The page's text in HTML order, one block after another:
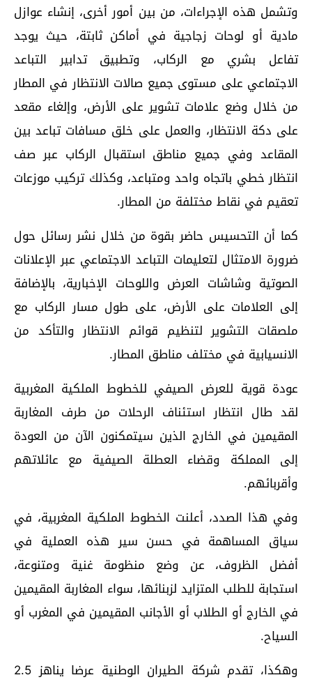
وتشمل هذه الإجراءات، من بين أمور أخرى، إنشاء عوازل
مادية أو لوحات زجاجية في أماكن ثابتة، حيث يوجد
تفاعل بشري مع الركاب، وتطبيق تدابير التباعد
الاجتماعي على مستوى جميع صالات الانتظار في المطار
من خلال وضع علامات تشوير على الأرض، وإلغاء مقعد
على دكة الانتظار، والعمل على خلق مسافات تباعد بين
المقاعد وفي جميع مناطق استقبال الركاب عبر صف
انتظار خطي باتجاه واحد ومتباعد، وكذلك تركيب موزعات
تعقيم في نقاط مختلفة من المطار.
كما أن التحسيس حاضر بقوة من خلال نشر رسائل حول
ضرورة الامتثال لتعليمات التباعد الاجتماعي عبر الإعلانات
الصوتية وشاشات العرض واللوحات الإخبارية، بالإضافة
إلى العلامات على الأرض، على طول مسار الركاب مع
ملصقات التشوير لتنظيم قوائم الانتظار والتأكد من
الانسيابية في مختلف مناطق المطار.
عودة قوية للعرض الصيفي للخطوط الملكية المغربية
لقد طال انتظار استئناف الرحلات من طرف المغاربة
المقيمين في الخارج الذين سيتمكنون الآن من العودة
إلى المملكة وقضاء العطلة الصيفية مع عائلاتهم
وأقربائهم.
وفي هذا الصدد، أعلنت الخطوط الملكية المغربية، في
سياق المساهمة في حسن سير هذه العملية في
أفضل الظروف، عن وضع منظومة غنية ومتنوعة،
استجابة للطلب المتزايد لزبنائها، سواء المغاربة المقيمين
في الخارج أو الطلاب أو الأجانب المقيمين في المغرب أو
السياح.
وهكذا، تقدم شركة الطيران الوطنية عرضا يناهز 2.5